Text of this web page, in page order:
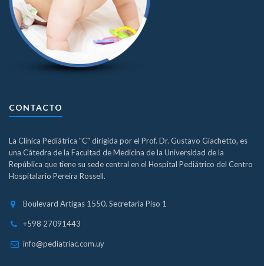
CONTACTO
La Clínica Pediátrica "C" dirigida por el Prof. Dr. Gustavo Giachetto, es
una Cátedra de la Facultad de Medicina de la Universidad de la
República que tiene su sede central en el Hospital Pediátrico del Centro
Hospitalario Pereira Rossell.
Boulevard Artigas 1550. Secretaria Piso 1
+598 27091443
info@pediatriac.com.uy